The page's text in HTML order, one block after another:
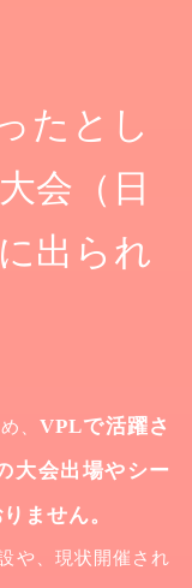
たとし
会（日
出られ
、VPLで活躍さ
大会出場やシー
ません。
や、現状開催され